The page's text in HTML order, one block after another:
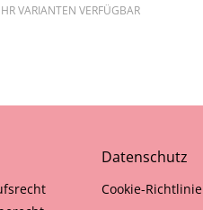
VARIANTEN VERFÜGBAR
Datenschutz
Cookie-Richtlinie